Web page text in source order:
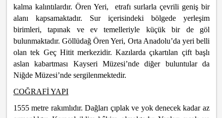
kalma kalıntılardır. Ören Yeri, etrafı surlarla çevrili geniş bir
alanı kapsamaktadır. Sur içerisindeki bölgede yerleşim
birimleri, tapınak ve ev temelleriyle küçük bir de göl
bulunmaktadır. Göllüdağ Ören Yeri, Orta Anadolu’da yeri belli
olan tek Geç Hitit merkezidir. Kazılarda çıkartılan çift başlı
aslan kabartması Kayseri Müzesi’nde diğer buluntular da
Niğde Müzesi’nde sergilenmektedir.
COĞRAFİ YAPI
1555 metre rakımlıdır. Dağları çıplak ve yok denecek kadar az